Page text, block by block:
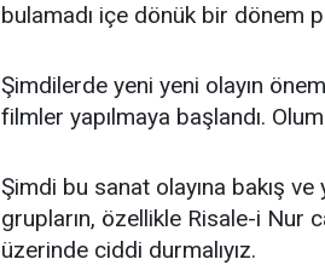
bulamadı içe dönük bir dönem
Şimdilerde yeni yeni olayın
filmler yapılmaya başlandı.
Şimdi bu sanat olayına bakış ve
grupların, özellikle Risale-i Nur
üzerinde ciddi durmalıyız.